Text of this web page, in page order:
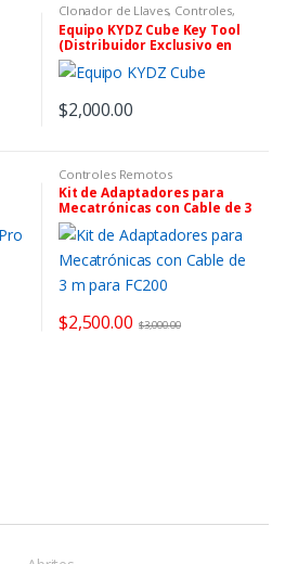
Clonador de Llaves, Controles,
Chips Y Equipos De
Programación
Equipo KYDZ Cube Key Tool
(Distribuidor Exclusivo en
México)
$2,000.00
Controles Remotos
Kit de Adaptadores para
Mecatrónicas con Cable de 3
m para FC200
$2,500.00 $3,000.00